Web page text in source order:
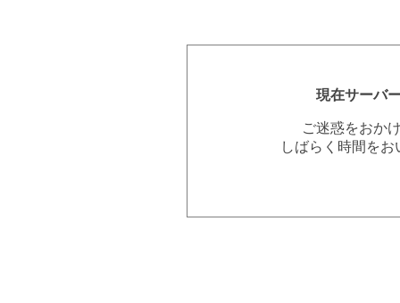
現在サーバ
ご迷惑をおか
しばらく時間を